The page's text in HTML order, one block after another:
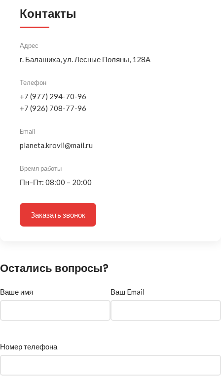
Контакты
Адрес
г. Балашиха, ул. Лесные Поляны, 128А
Телефон
+7 (977) 294-70-96
+7 (926) 708-77-96
Email
planeta.krovli@mail.ru
Время работы
Пн–Пт: 08:00 – 20:00
Заказать звонок
Остались вопросы?
Ваше имя Ваш Email
Номер телефона